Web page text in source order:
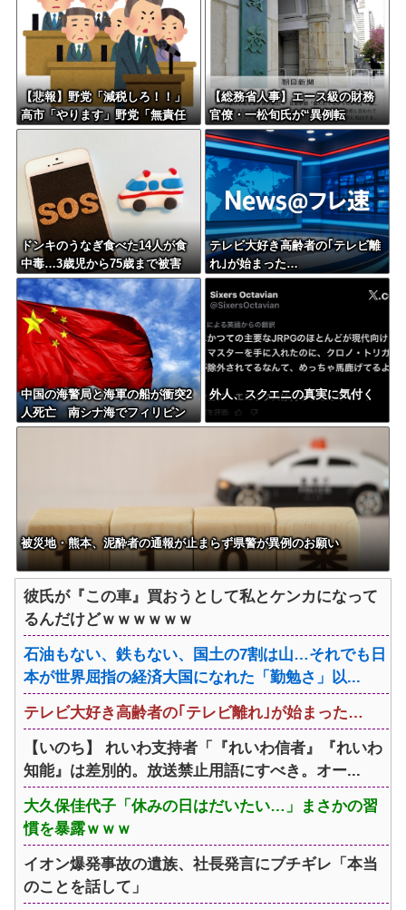
【悲報】野党「減税しろ！！」
高市「やります」野党「無責任
な減税はやめろ！財源はどうす
る????」
【総務省人事】エース級の財務
官僚・一松旬氏が“異例転
出”へ 官邸幹部「協力的でなか
ったから」
ドンキのうなぎ食べた14人が食
中毒…3歳児から75歳まで被害
テレビ大好き高齢者の｢テレビ離
れ｣が始まった…
中国の海警局と海軍の船が衝突2
人死亡 南シナ海でフィリピン
船を追跡中、公表までに1年
外人、スクエニの真実に気付く
被災地・熊本、泥酔者の通報が止まらず県警が異例のお願い
彼氏が『この車』買おうとして私とケンカになって
るんだけどｗｗｗｗｗｗ
石油もない、鉄もない、国土の7割は山…それでも日
本が世界屈指の経済大国になれた「勤勉さ」以...
テレビ大好き高齢者の｢テレビ離れ｣が始まった…
【いのち】 れいわ支持者「『れいわ信者』『れいわ
知能』は差別的。放送禁止用語にすべき。オー...
大久保佳代子「休みの日はだいたい…」まさかの習
慣を暴露ｗｗｗ
イオン爆発事故の遺族、社長発言にブチギレ「本当
のことを話して」